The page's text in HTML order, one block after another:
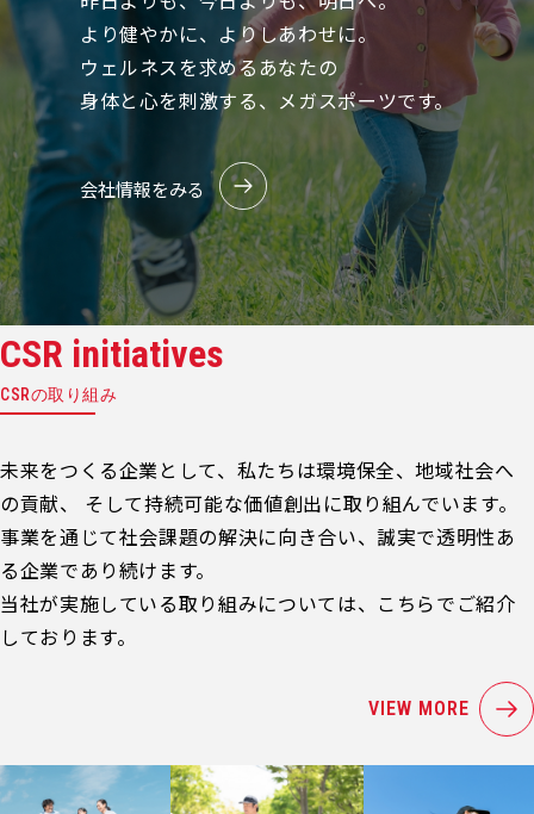
より健やかに、よりしあわせに。
ウェルネスを求めるあなたの
身体と心を刺激する、メガスポーツです。
会社情報をみる
CSR initiatives
CSRの取り組み
未来をつくる企業として、私たちは環境保全、地域社会へ
の貢献、 そして持続可能な価値創出に取り組んでいます。
事業を通じて社会課題の解決に向き合い、誠実で透明性あ
る企業であり続けます。
当社が実施している取り組みについては、こちらでご紹介
しております。
VIEW MORE